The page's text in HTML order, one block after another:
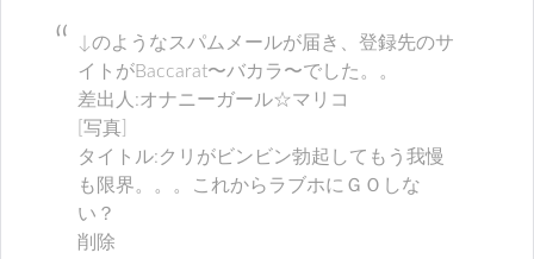
↓のようなスパムメールが届き、登録先のサ
イトがBaccarat〜バカラ〜でした。。
差出人:オナニーガール☆マリコ
[写真]
タイトル:クリがビンビン勃起してもう我慢
も限界。。。これからラブホにＧＯしな
い？
削除